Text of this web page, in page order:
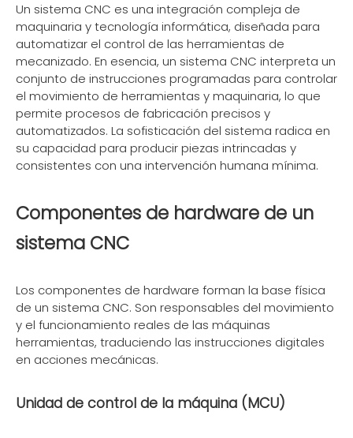
Un sistema CNC es una integración compleja de
maquinaria y tecnología informática, diseñada para
automatizar el control de las herramientas de
mecanizado. En esencia, un sistema CNC interpreta un
conjunto de instrucciones programadas para controlar
el movimiento de herramientas y maquinaria, lo que
permite procesos de fabricación precisos y
automatizados. La sofisticación del sistema radica en
su capacidad para producir piezas intrincadas y
consistentes con una intervención humana mínima.
Componentes de hardware de un
sistema CNC
Los componentes de hardware forman la base física
de un sistema CNC. Son responsables del movimiento
y el funcionamiento reales de las máquinas
herramientas, traduciendo las instrucciones digitales
en acciones mecánicas.
Unidad de control de la máquina (MCU)